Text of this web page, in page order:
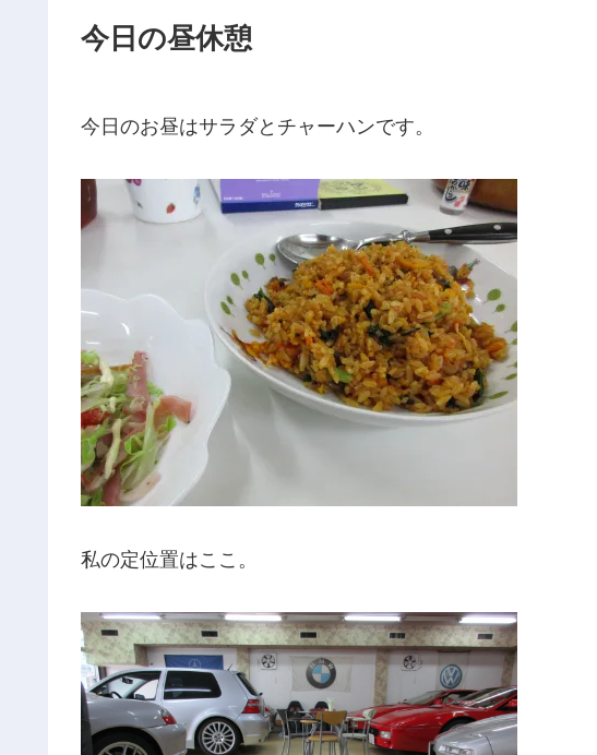
今日の昼休憩
今日のお昼はサラダとチャーハンです。
私の定位置はここ。